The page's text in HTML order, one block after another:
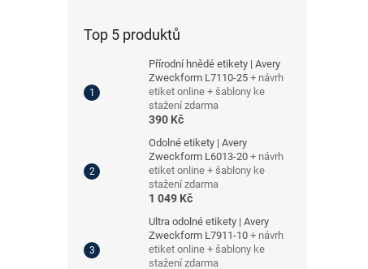
Top 5 produktů
Přírodní hnědé etikety | Avery
Zweckform L7110-25 + návrh
etiket online + šablony ke
stažení zdarma
390 Kč
Odolné etikety | Avery
Zweckform L6013-20 + návrh
etiket online + šablony ke
stažení zdarma
1 049 Kč
Ultra odolné etikety | Avery
Zweckform L7911-10 + návrh
etiket online + šablony ke
stažení zdarma